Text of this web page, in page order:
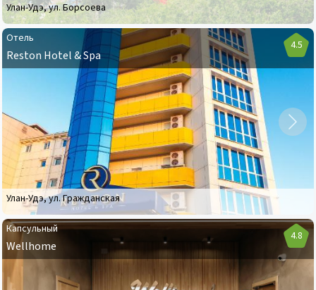
Улан-Удэ,ул. Борсоева
Отель
Reston Hotel & Spa
&
Spa
Улан-Удэ,ул. Гражданская
4.5
Капсульный
Wellhome
Капсульный
Wellhome
4.8